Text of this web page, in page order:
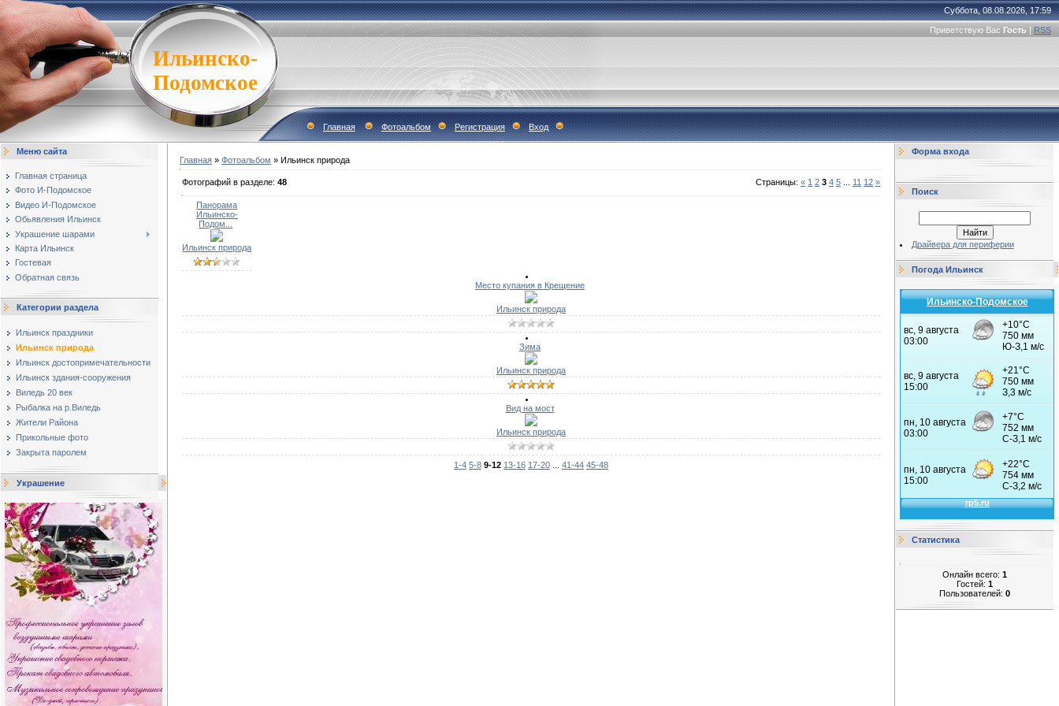
Ильинско-
Подомское
Суббота, 08.08.2026, 17:59
Приветствую Вас Гость | RSS
Главная Фотоальбом Регистрация Вход
Меню сайта
Главная страница
Фото И-Подомское
Видео И-Подомское
Обьявления Ильинск
Украшение шарами
Карта Ильинск
Гостевая
Обратная связь
Категории раздела
Ильинск праздники
Ильинск природа
Ильинск достопримечательности
Ильинск здания-сооружения
Виледь 20 век
Рыбалка на р.Виледь
Жители Района
Прикольные фото
Закрыта паролем
Украшение
Главная » Фотоальбом » Ильинск природа
Фотографий в разделе: 48 Страницы: « 1 2 3 4 5 11 12 »
Панорама
Ильинско-
Подом...
Ильинск природа
Место купания в Крещение
Ильинск природа
Зима
Ильинск природа
Вид на мост
Ильинск природа
1-4 5-8 9-12 13-16 17-20 41-44 45-48
Форма входа
Поиск
Драйвера для периферии
Погода Ильинск
Ильинско-Подомское
Статистика
Онлайн всего: 1
Гостей: 1
Пользователей: 0